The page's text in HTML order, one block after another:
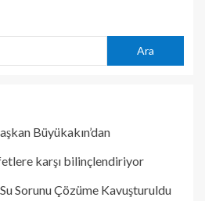
Ara
Büyükakın’dan
karşı bilinçlendiriyor
Sorunu Çözüme Kavuşturuldu